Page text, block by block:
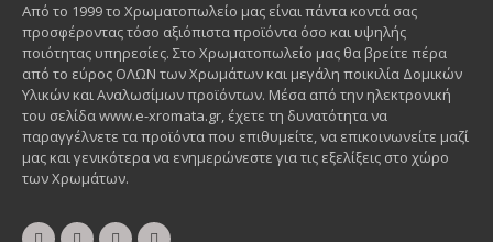
Από το 1999 το Χρωματοπωλείο μας είναι πάντα κοντά σας
προσφέροντας τόσο αξιόπιστα προϊόντα όσο και υψηλής
ποιότητας υπηρεσίες. Στο Χρωματοπωλείο μας θα βρείτε πέρα
από το εύρος ΟΛΩΝ των Χρωμάτων και μεγάλη ποικιλία Δομικών
Υλικών και Αναλωσίμων προϊόντων. Μέσα από την ηλεκτρονική
του σελίδα www.e-xromata.gr, έχετε τη δυνατότητα να
παραγγέλνετε τα προϊόντα που επιθυμείτε, να επικοινωνείτε μαζί
μας και γενικότερα να ενημερώνεστε για τις εξελίξεις στο χώρο
των Χρωμάτων.